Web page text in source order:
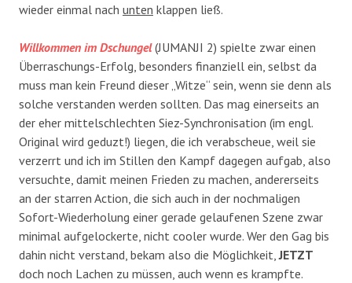
wieder einmal nach unten klappen ließ.
Willkommen im Dschungel(JUMANJI 2) spielte zwar einen
Überraschungs-Erfolg, besonders finanziell ein, selbst da
muss man kein Freund dieser „Witze“ sein, wenn sie denn als
solche verstanden werden sollten. Das mag einerseits an
der eher mittelschlechten Siez-Synchronisation (im engl.
Original wird geduzt!) liegen, die ich verabscheue, weil sie
verzerrt und ich im Stillen den Kampf dagegen aufgab, also
versuchte, damit meinen Frieden zu machen, andererseits
an der starren Action, die sich auch in der nochmaligen
Sofort-Wiederholung einer gerade gelaufenen Szene zwar
minimal aufgelockerte, nicht cooler wurde. Wer den Gag bis
dahin nicht verstand, bekam also die Möglichkeit,JETZT
doch noch Lachen zu müssen, auch wenn es krampfte.